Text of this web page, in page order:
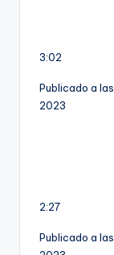
3:02
Publicado a
2023
2:27
Publicado a